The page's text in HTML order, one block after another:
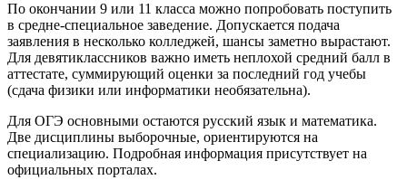
По окончании 9 или 11 класса можно попробовать поступить
в средне-специальное заведение. Допускается подача
заявления в несколько колледжей, шансы заметно вырастают.
Для девятиклассников важно иметь неплохой средний балл в
аттестате, суммирующий оценки за последний год учебы
(сдача физики или информатики необязательна).
Для ОГЭ основными остаются русский язык и математика.
Две дисциплины выборочные, ориентируются на
специализацию. Подробная информация присутствует на
официальных порталах.